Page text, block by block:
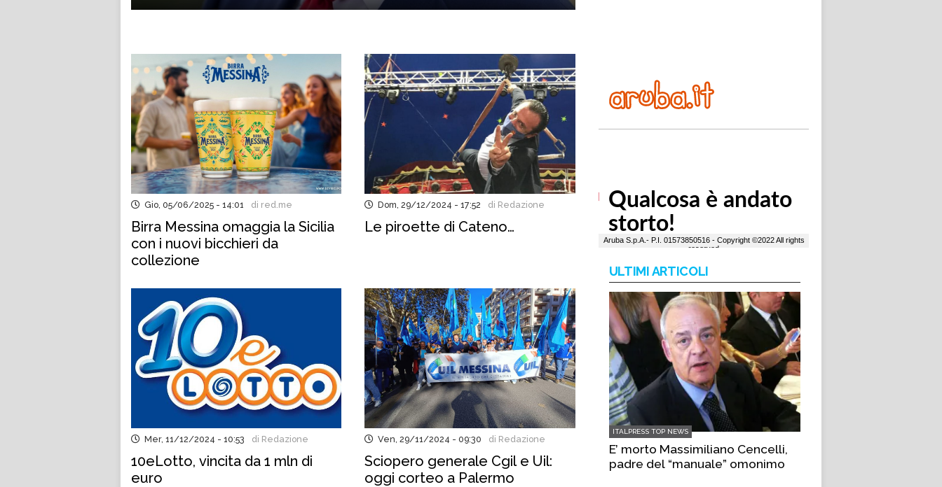
Gio, 05/06/2025 - 14:01 di red.me
Birra Messina omaggia la Sicilia
con i nuovi bicchieri da
collezione
Dom, 29/12/2024 - 17:52 di Redazione
Le piroette di Cateno…
Mer, 11/12/2024 - 10:53 di Redazione
10eLotto, vincita da 1 mln di
euro
Ven, 29/11/2024 - 09:30 di Redazione
Sciopero generale Cgil e Uil:
oggi corteo a Palermo
ULTIMI ARTICOLI
ITALPRESS TOP NEWS
E’ morto Massimiliano Cencelli,
padre del “manuale” omonimo